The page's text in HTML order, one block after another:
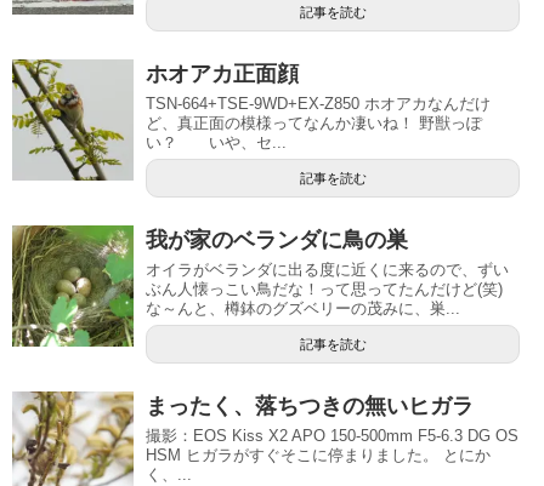
記事を読む
ホオアカ正面顔
TSN-664+TSE-9WD+EX-Z850 ホオアカなんだけ
ど、真正面の模様ってなんか凄いね！ 野獣っぽ
い？ いや、セ...
記事を読む
我が家のベランダに鳥の巣
オイラがベランダに出る度に近くに来るので、ずい
ぶん人懐っこい鳥だな！って思ってたんだけど(笑)
な～んと、樽鉢のグズベリーの茂みに、巣...
記事を読む
まったく、落ちつきの無いヒガラ
撮影：EOS Kiss X2 APO 150-500mm F5-6.3 DG OS
HSM ヒガラがすぐそこに停まりました。 とにか
く、...